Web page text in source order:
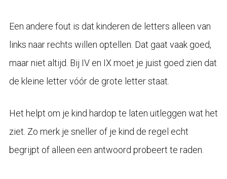
Een andere fout is dat kinderen de letters alleen van
links naar rechts willen optellen. Dat gaat vaak goed,
maar niet altijd. Bij IV en IX moet je juist goed zien dat
de kleine letter vóór de grote letter staat.
Het helpt om je kind hardop te laten uitleggen wat het
ziet. Zo merk je sneller of je kind de regel echt
begrijpt of alleen een antwoord probeert te raden.